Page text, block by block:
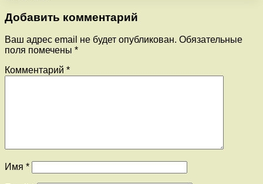
Добавить комментарий
Ваш адрес email не будет опубликован. Обязательные
поля помечены *
Комментарий *
Имя *